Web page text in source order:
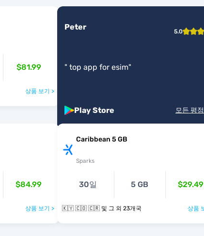
$81.99
상품 보기 >
Peter 5.0
" top app for esim"
Play Store 모든 평
$84.99
상품 보기 >
Caribbean 5 GB
Sparks
30일 5 GB $29.49
🇰🇾 🇨🇴 🇨🇷 및 그 외 23개국 상품